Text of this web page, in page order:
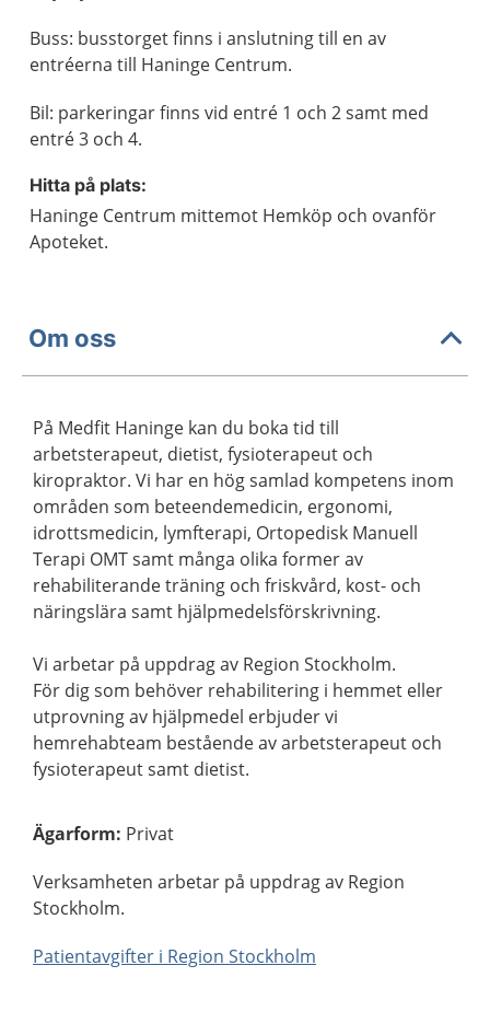
Buss: busstorget finns i anslutning till en av
entréerna till Haninge Centrum.
Bil: parkeringar finns vid entré 1 och 2 samt med
entré 3 och 4.
Hitta på plats:
Haninge Centrum mittemot Hemköp och ovanför
Apoteket.
Om oss
På Medfit Haninge kan du boka tid till
arbetsterapeut, dietist, fysioterapeut och
kiropraktor. Vi har en hög samlad kompetens inom
områden som beteendemedicin, ergonomi,
idrottsmedicin, lymfterapi, Ortopedisk Manuell
Terapi OMT samt många olika former av
rehabiliterande träning och friskvård, kost- och
näringslära samt hjälpmedelsförskrivning.
Vi arbetar på uppdrag av Region Stockholm.
För dig som behöver rehabilitering i hemmet eller
utprovning av hjälpmedel erbjuder vi
hemrehabteam bestående av arbetsterapeut och
fysioterapeut samt dietist.
Ägarform: Privat
Verksamheten arbetar på uppdrag av Region
Stockholm.
Patientavgifter i Region Stockholm